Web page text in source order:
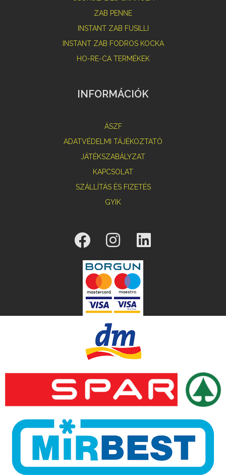
ZAB PENNE
INSTANT ZAB FUSILLI
INSTANT ZAB FODROS KOCKA
HO-RE-CA TERMÉKEK
INFORMÁCIÓK
ÁSZF
ADATVÉDELMI TÁJÉKOZTATÓ
JÁTÉKSZABÁLYZAT
KAPCSOLAT
SZÁLLÍTÁS ÉS FIZETÉS
GYIK